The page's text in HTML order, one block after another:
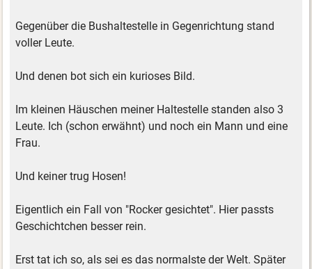
Gegenüber die Bushaltestelle in Gegenrichtung stand
voller Leute.
Und denen bot sich ein kurioses Bild.
Im kleinen Häuschen meiner Haltestelle standen also 3
Leute. Ich (schon erwähnt) und noch ein Mann und eine
Frau.
Und keiner trug Hosen!
Eigentlich ein Fall von "Rocker gesichtet". Hier passts
Geschichtchen besser rein.
Erst tat ich so, als sei es das normalste der Welt. Später